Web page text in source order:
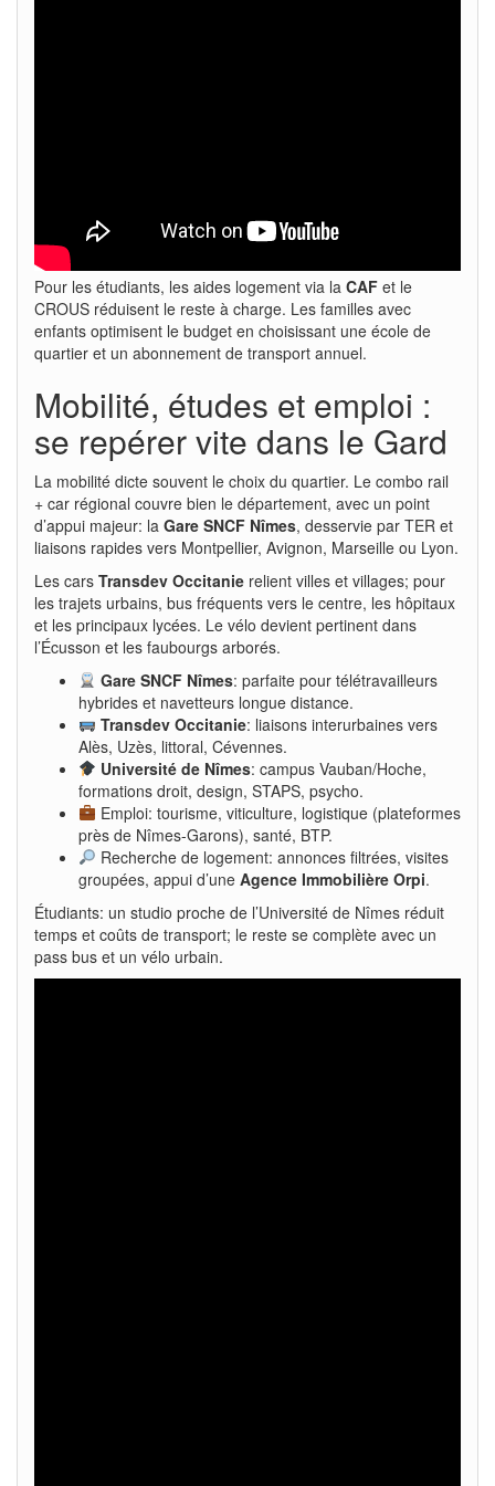
Pour les étudiants, les aides logement via la CAF et le
CROUS réduisent le reste à charge. Les familles avec
enfants optimisent le budget en choisissant une école de
quartier et un abonnement de transport annuel.
Mobilité, études et emploi :
se repérer vite dans le Gard
La mobilité dicte souvent le choix du quartier. Le combo rail
+ car régional couvre bien le département, avec un point
d’appui majeur: la Gare SNCF Nîmes, desservie par TER et
liaisons rapides vers Montpellier, Avignon, Marseille ou Lyon.
Les cars Transdev Occitanie relient villes et villages; pour
les trajets urbains, bus fréquents vers le centre, les hôpitaux
et les principaux lycées. Le vélo devient pertinent dans
l’Écusson et les faubourgs arborés.
Gare SNCF Nîmes: parfaite pour télétravailleurs
hybrides et navetteurs longue distance.
Transdev Occitanie: liaisons interurbaines vers
Alès, Uzès, littoral, Cévennes.
Université de Nîmes: campus Vauban/Hoche,
formations droit, design, STAPS, psycho.
Emploi: tourisme, viticulture, logistique (plateformes
près de Nîmes-Garons), santé, BTP.
Recherche de logement: annonces filtrées, visites
groupées, appui d’une Agence Immobilière Orpi.
Étudiants: un studio proche de l’Université de Nîmes réduit
temps et coûts de transport; le reste se complète avec un
pass bus et un vélo urbain.